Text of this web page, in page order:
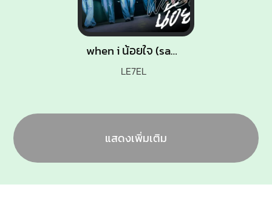
when i น้อยใจ (sad)
LE7EL
แสดงเพิ่มเติม